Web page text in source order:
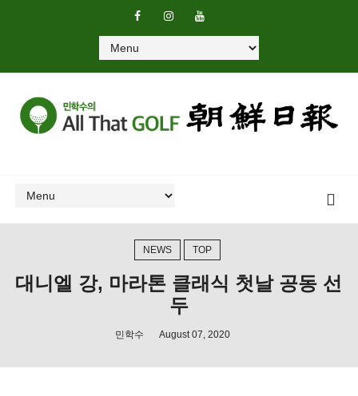
NEWS TOP
대니엘 강, 마라톤 클래식 첫날 공동 선
두
민학수 August 07, 2020